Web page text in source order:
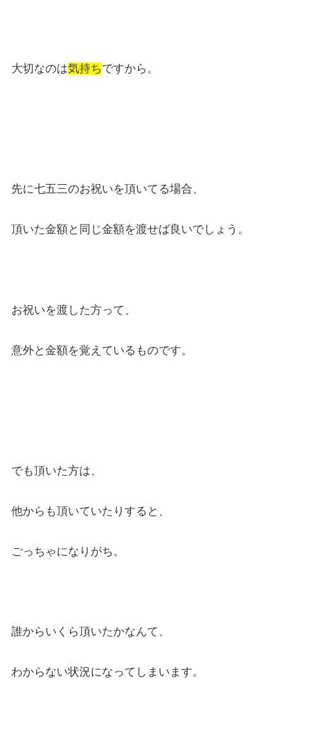
大切なのは気持ちですから。
先に七五三のお祝いを頂いてる場合、
頂いた金額と同じ金額を渡せば良いでしょう。
お祝いを渡した方って、
意外と金額を覚えているものです。
でも頂いた方は、
他からも頂いていたりすると、
ごっちゃになりがち。
誰からいくら頂いたかなんて、
わからない状況になってしまいます。